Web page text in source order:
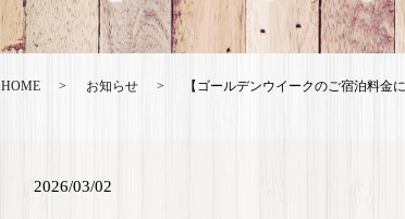
HOME お知らせ 【ゴールデンウイークのご宿泊料金に
2026/03/02